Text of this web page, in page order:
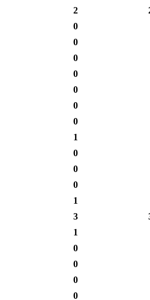
2
0
0
0
0
0
0
0
1
0
0
0
1
3
1
0
0
0
0